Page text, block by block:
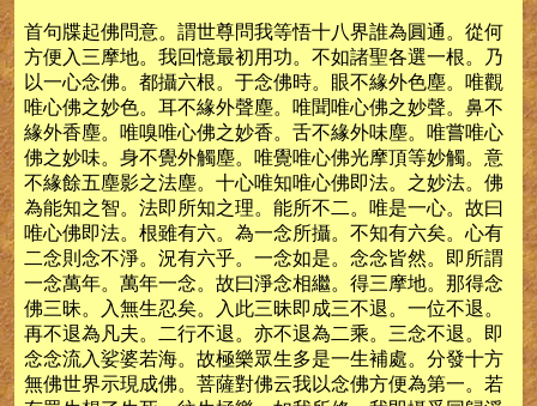
首句牒起佛問意。謂世尊問我等悟十八界誰為圓通。從何
方便入三摩地。我回憶最初用功。不如諸聖各選一根。乃
以一心念佛。都攝六根。于念佛時。眼不緣外色塵。唯觀
唯心佛之妙色。耳不緣外聲塵。唯聞唯心佛之妙聲。鼻不
緣外香塵。唯嗅唯心佛之妙香。舌不緣外味塵。唯嘗唯心
佛之妙味。身不覺外觸塵。唯覺唯心佛光摩頂等妙觸。意
不緣餘五塵影之法塵。十心唯知唯心佛即法。之妙法。佛
為能知之智。法即所知之理。能所不二。唯是一心。故曰
唯心佛即法。根雖有六。為一念所攝。不知有六矣。心有
二念則念不淨。況有六乎。一念如是。念念皆然。即所謂
一念萬年。萬年一念。故曰淨念相繼。得三摩地。那得念
佛三昧。入無生忍矣。入此三昧即成三不退。一位不退。
再不退為凡夫。二行不退。亦不退為二乘。三念不退。即
念念流入娑婆若海。故極樂眾生多是一生補處。分發十方
無佛世界示現成佛。菩薩對佛云我以念佛方便為第一。若